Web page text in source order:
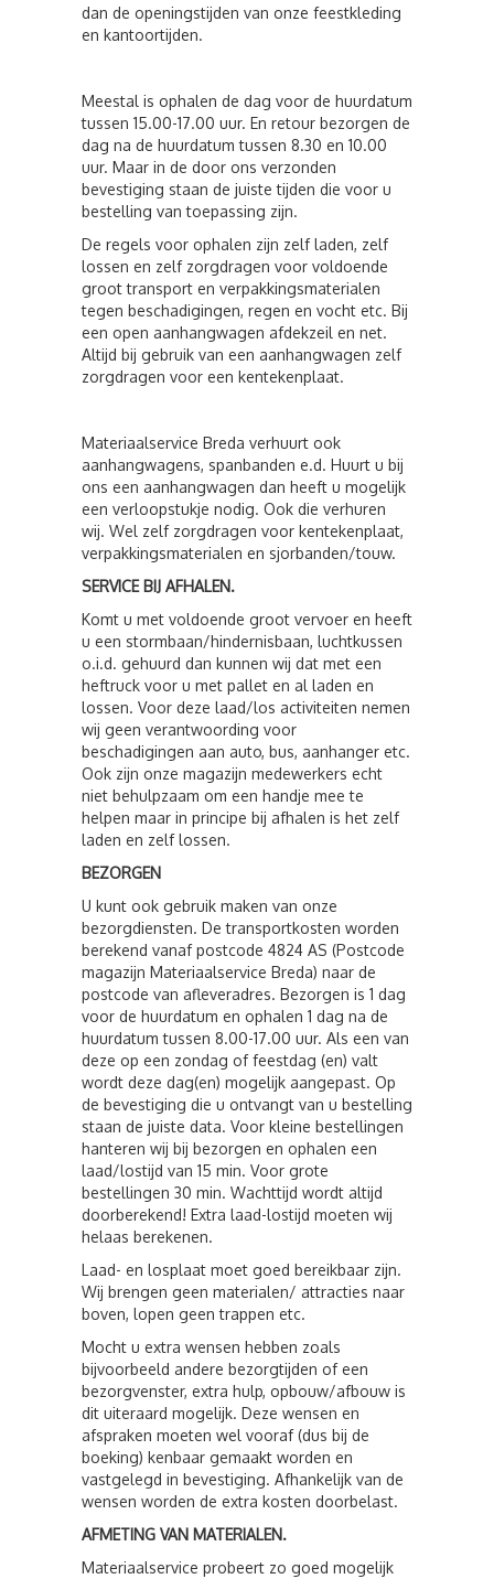
dan de openingstijden van onze feestkleding
en kantoortijden.
Meestal is ophalen de dag voor de huurdatum
tussen 15.00-17.00 uur. En retour bezorgen de
dag na de huurdatum tussen 8.30 en 10.00
uur. Maar in de door ons verzonden
bevestiging staan de juiste tijden die voor u
bestelling van toepassing zijn.
De regels voor ophalen zijn zelf laden, zelf
lossen en zelf zorgdragen voor voldoende
groot transport en verpakkingsmaterialen
tegen beschadigingen, regen en vocht etc. Bij
een open aanhangwagen afdekzeil en net.
Altijd bij gebruik van een aanhangwagen zelf
zorgdragen voor een kentekenplaat.
Materiaalservice Breda verhuurt ook
aanhangwagens, spanbanden e.d. Huurt u bij
ons een aanhangwagen dan heeft u mogelijk
een verloopstukje nodig. Ook die verhuren
wij. Wel zelf zorgdragen voor kentekenplaat,
verpakkingsmaterialen en sjorbanden/touw.
SERVICE BIJ AFHALEN.
Komt u met voldoende groot vervoer en heeft
u een stormbaan/hindernisbaan, luchtkussen
o.i.d. gehuurd dan kunnen wij dat met een
heftruck voor u met pallet en al laden en
lossen. Voor deze laad/los activiteiten nemen
wij geen verantwoording voor
beschadigingen aan auto, bus, aanhanger etc.
Ook zijn onze magazijn medewerkers echt
niet behulpzaam om een handje mee te
helpen maar in principe bij afhalen is het zelf
laden en zelf lossen.
BEZORGEN
U kunt ook gebruik maken van onze
bezorgdiensten. De transportkosten worden
berekend vanaf postcode 4824 AS (Postcode
magazijn Materiaalservice Breda) naar de
postcode van afleveradres. Bezorgen is 1 dag
voor de huurdatum en ophalen 1 dag na de
huurdatum tussen 8.00-17.00 uur. Als een van
deze op een zondag of feestdag (en) valt
wordt deze dag(en) mogelijk aangepast. Op
de bevestiging die u ontvangt van u bestelling
staan de juiste data. Voor kleine bestellingen
hanteren wij bij bezorgen en ophalen een
laad/lostijd van 15 min. Voor grote
bestellingen 30 min. Wachttijd wordt altijd
doorberekend! Extra laad-lostijd moeten wij
helaas berekenen.
Laad- en losplaat moet goed bereikbaar zijn.
Wij brengen geen materialen/ attracties naar
boven, lopen geen trappen etc.
Mocht u extra wensen hebben zoals
bijvoorbeeld andere bezorgtijden of een
bezorgvenster, extra hulp, opbouw/afbouw is
dit uiteraard mogelijk. Deze wensen en
afspraken moeten wel vooraf (dus bij de
boeking) kenbaar gemaakt worden en
vastgelegd in bevestiging. Afhankelijk van de
wensen worden de extra kosten doorbelast.
AFMETING VAN MATERIALEN.
Materiaalservice probeert zo goed mogelijk